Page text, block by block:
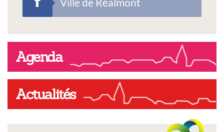
Agenda
Actualités